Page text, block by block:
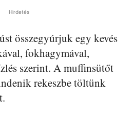
Hirdetés
összegyúrjuk egy kevés
fokhagymával,
szerint. A muffinsütőt
rekeszbe töltünk